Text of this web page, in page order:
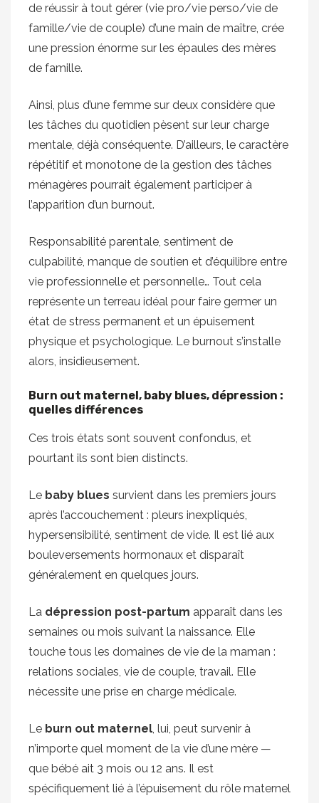
de réussir à tout gérer (vie pro/vie perso/vie de
famille/vie de couple) d’une main de maître, crée
une pression énorme sur les épaules des mères
de famille.
Ainsi, plus d’une femme sur deux considère que
les tâches du quotidien pèsent sur leur charge
mentale, déjà conséquente. D’ailleurs, le caractère
répétitif et monotone de la gestion des tâches
ménagères pourrait également participer à
l’apparition d’un burnout.
Responsabilité parentale, sentiment de
culpabilité, manque de soutien et d’équilibre entre
vie professionnelle et personnelle… Tout cela
représente un terreau idéal pour faire germer un
état de stress permanent et un épuisement
physique et psychologique. Le burnout s’installe
alors, insidieusement.
Burn out maternel, baby blues, dépression :
quelles différences
Ces trois états sont souvent confondus, et
pourtant ils sont bien distincts.
Le baby blues survient dans les premiers jours
après l’accouchement : pleurs inexpliqués,
hypersensibilité, sentiment de vide. Il est lié aux
bouleversements hormonaux et disparaît
généralement en quelques jours.
La dépression post-partum apparaît dans les
semaines ou mois suivant la naissance. Elle
touche tous les domaines de vie de la maman :
relations sociales, vie de couple, travail. Elle
nécessite une prise en charge médicale.
Le burn out maternel, lui, peut survenir à
n’importe quel moment de la vie d’une mère —
que bébé ait 3 mois ou 12 ans. Il est
spécifiquement lié à l’épuisement du rôle maternel